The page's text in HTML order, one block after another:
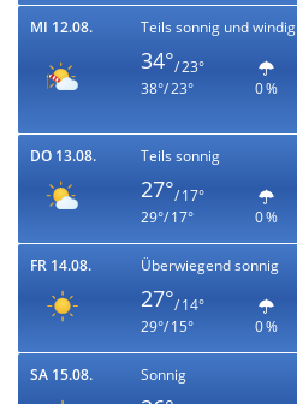
MI 12.08. Teils sonnig und windig
34°/ 23°
38°/ 23°
0 %
DO 13.08. Teils sonnig
27°/ 17°
29°/ 17°
0 %
FR 14.08. Überwiegend sonnig
27°/ 14°
29°/ 15°
0 %
SA 15.08. Sonnig